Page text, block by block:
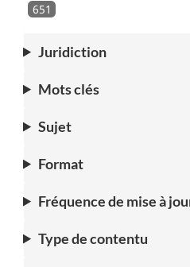
651
Juridiction
Mots clés
Sujet
Format
Fréquence de mise à
Type de contentu